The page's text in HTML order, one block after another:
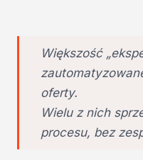
Większość
oferty.
Wielu z nich
procesu, bez